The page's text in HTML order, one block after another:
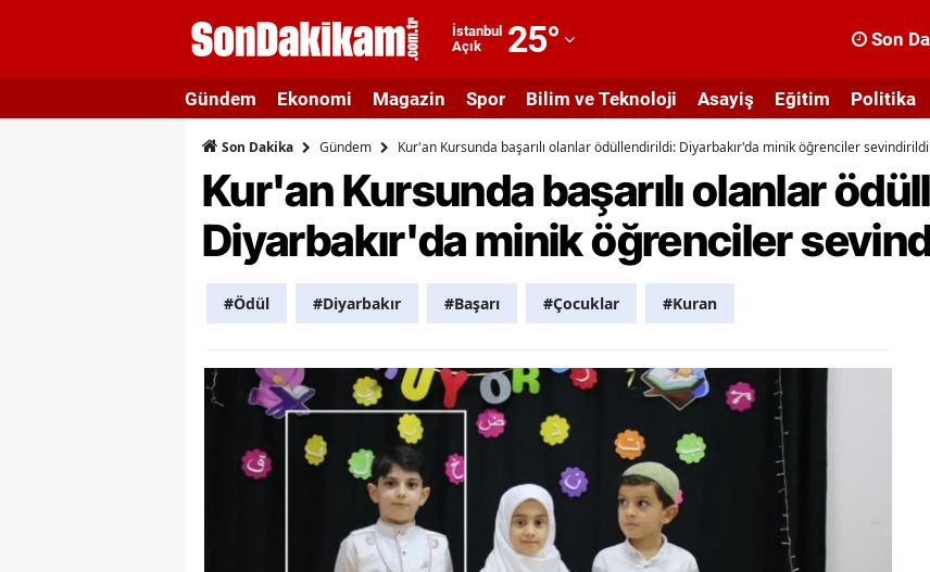
İstanbul
Açık
25°
Adıyaman
Afyonkarahisar
Ağrı
Amasya
Ankara
Artvin
Aydın
Bilecik
Bingöl
Son
Gündem Ekonomi Magazin Spor Bilim ve Teknoloji Asayiş Eğitim Politika
Son Dakika Gündem Kur'an Kursunda başarılı olanlar ödüllendirildi: Diyarbakır'da minik öğrenciler sevindirildi
Kur'an Kursunda başarılı olanlar
Diyarbakır'da minik öğrenciler
#Ödül #Diyarbakır #Başarı #Çocuklar #Kuran